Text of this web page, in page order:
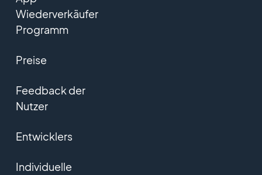
Wiederverkäufer
Programm
Preise
Feedback der
Nutzer
Entwicklers
Individuelle